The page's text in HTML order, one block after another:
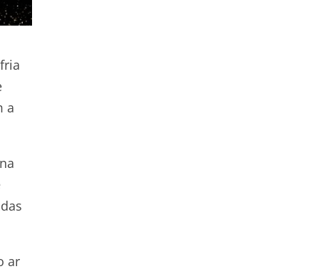
a
ar